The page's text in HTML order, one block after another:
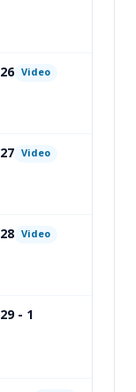
Video
Video
Video
- 1